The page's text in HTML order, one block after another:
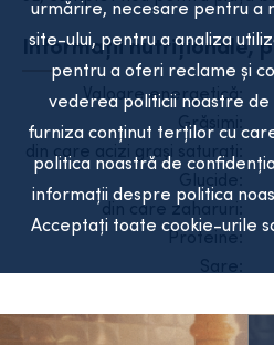
Informații nutriționale,
Valoare energetică:
Grăsimi:
din care acizi grași saturați:
din care zaharuri:
Proteine:
urmărire, necesare pentru a
site-ului, pentru a analiza
pentru a oferi reclame și
vederea politicii noastre
furniza conținut terților cu
politica noastră de
informații despre politica
Acceptați toate cookie-urile